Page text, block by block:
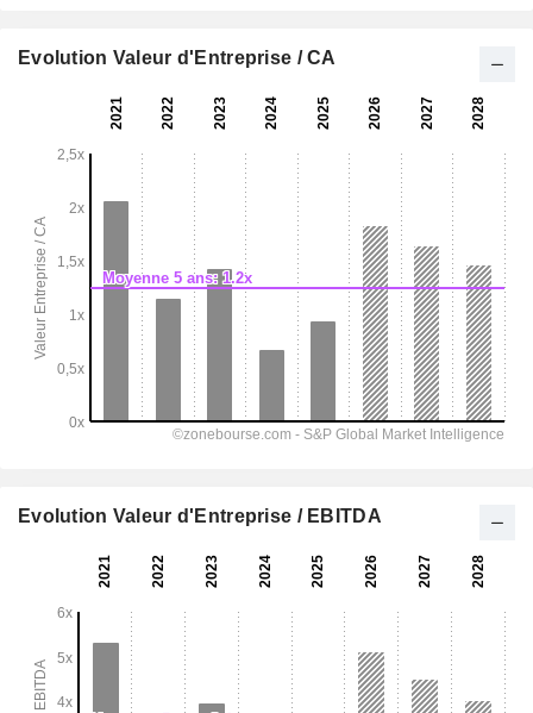
Evolution Valeur d'Entreprise / CA
Evolution Valeur d'Entreprise / EBITDA